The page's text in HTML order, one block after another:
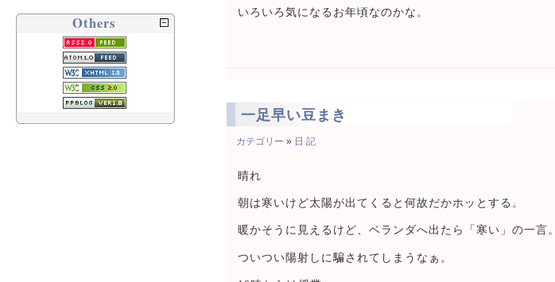
いろいろ気になるお年頃なのかな。
一足早い豆まき
カテゴリー » 日 記
晴れ
朝は寒いけど太陽が出てくると何故だかホッとする。
暖かそうに見えるけど、ベランダへ出たら「寒い」の一言。
ついつい陽射しに騙されてしまうなぁ。
Others